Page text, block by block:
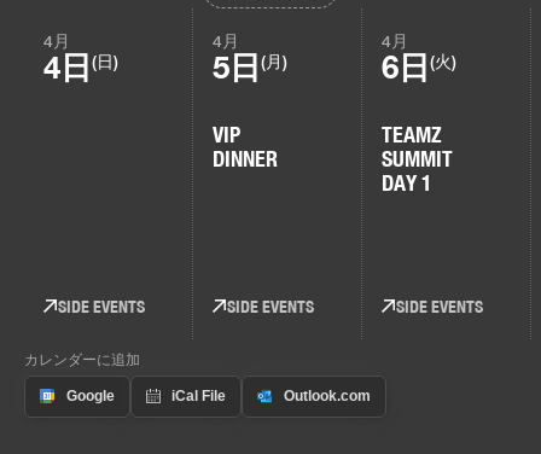
4月
4日 (日)
SIDE EVENTS
4月
5日 (月)
VIP
DINNER
SIDE EVENTS
4月
6日 (火)
TEAMZ
SUMMIT
DAY 1
SIDE EVENTS
カレンダーに追加